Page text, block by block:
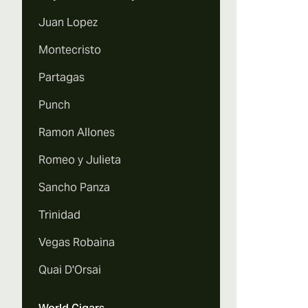
Juan Lopez
Montecristo
Partagas
Punch
Ramon Allones
Romeo y Julieta
Sancho Panza
Trinidad
Vegas Robaina
Quai D'Orsai